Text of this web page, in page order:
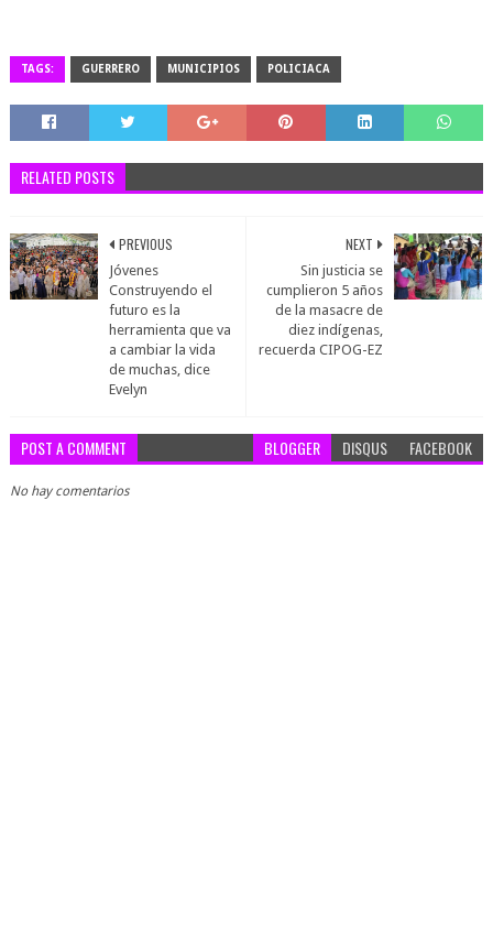
TAGS: GUERRERO MUNICIPIOS POLICIACA
RELATED POSTS
NEXT
Sin justicia se
cumplieron 5 años
de la masacre de
diez indígenas,
recuerda CIPOG-EZ
PREVIOUS
Jóvenes
Construyendo el
futuro es la
herramienta que va
a cambiar la vida
de muchas, dice
Evelyn
POST A COMMENT BLOGGER DISQUS FACEBOOK
No hay comentarios